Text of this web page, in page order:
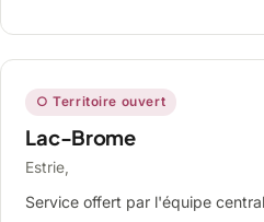
○ Territoire ouvert
Lac-Brome
Estrie,
Service offert par l'équipe